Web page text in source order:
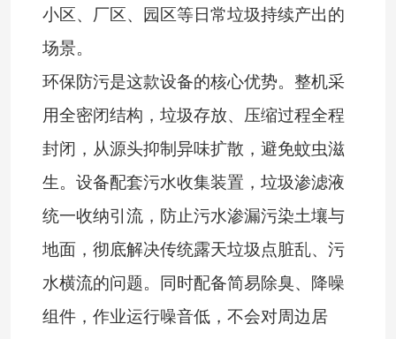
小区、厂区、园区等日常垃圾持续产出的
场景。
环保防污是这款设备的核心优势。整机采
用全密闭结构，垃圾存放、压缩过程全程
封闭，从源头抑制异味扩散，避免蚊虫滋
生。设备配套污水收集装置，垃圾渗滤液
统一收纳引流，防止污水渗漏污染土壤与
地面，彻底解决传统露天垃圾点脏乱、污
水横流的问题。同时配备简易除臭、降噪
组件，作业运行噪音低，不会对周边居